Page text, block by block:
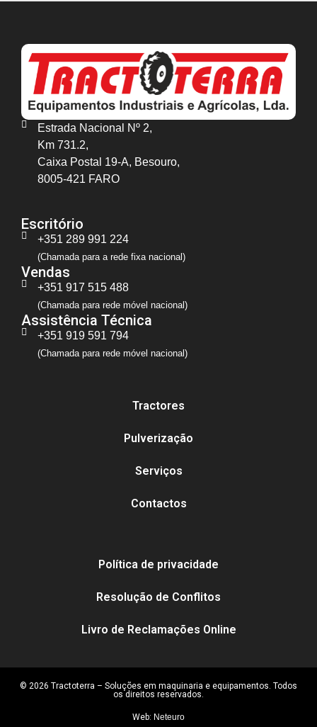
Estrada Nacional Nº 2,
Km 731.2,
Caixa Postal 19-A, Besouro,
8005-421 FARO
Escritório
+351 289 991 224
(Chamada para a rede fixa nacional)
Vendas
+351 917 515 488
(Chamada para rede móvel nacional)
Assistência Técnica
+351 919 591 794
(Chamada para rede móvel nacional)
Tractores
Pulverização
Serviços
Contactos
Política de privacidade
Resolução de Conflitos
Livro de Reclamações Online
© 2026 Tractoterra – Soluções em maquinaria e equipamentos. Todos
os direitos reservados.
Web: Neteuro